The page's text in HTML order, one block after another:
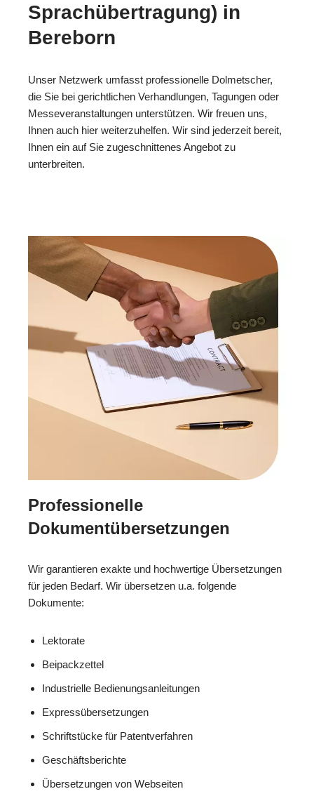
Sprachübertragung) in
Bereborn
Unser Netzwerk umfasst professionelle Dolmetscher,
die Sie bei gerichtlichen Verhandlungen, Tagungen oder
Messeveranstaltungen unterstützen. Wir freuen uns,
Ihnen auch hier weiterzuhelfen. Wir sind jederzeit bereit,
Ihnen ein auf Sie zugeschnittenes Angebot zu
unterbreiten.
Professionelle
Dokumentübersetzungen
Wir garantieren exakte und hochwertige Übersetzungen
für jeden Bedarf. Wir übersetzen u.a. folgende
Dokumente:
Lektorate
Beipackzettel
Industrielle Bedienungsanleitungen
Expressübersetzungen
Schriftstücke für Patentverfahren
Geschäftsberichte
Übersetzungen von Webseiten